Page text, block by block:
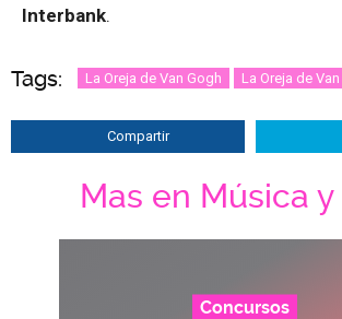
Interbank.
Tags: La Oreja de Van Gogh La Oreja de
Compartir
Mas en Música y
Concursos